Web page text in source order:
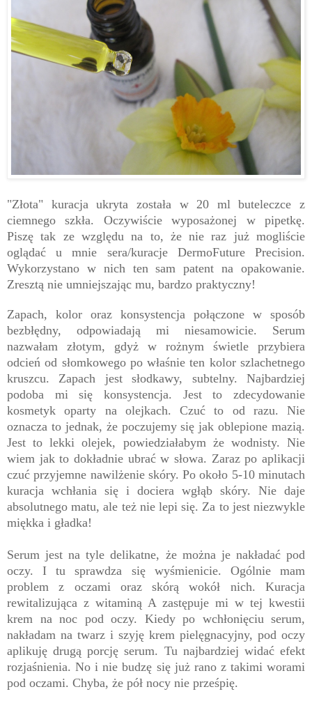
"Złota" kuracja ukryta została w 20 ml buteleczce z
ciemnego szkła. Oczywiście wyposażonej w pipetkę.
Piszę tak ze względu na to, że nie raz już mogliście
oglądać u mnie sera/kuracje DermoFuture Precision.
Wykorzystano w nich ten sam patent na opakowanie.
Zresztą nie umniejszając mu, bardzo praktyczny!
Zapach, kolor oraz konsystencja połączone w sposób
bezbłędny, odpowiadają mi niesamowicie. Serum
nazwałam złotym, gdyż w rożnym świetle przybiera
odcień od słomkowego po właśnie ten kolor szlachetnego
kruszcu. Zapach jest słodkawy, subtelny. Najbardziej
podoba mi się konsystencja. Jest to zdecydowanie
kosmetyk oparty na olejkach. Czuć to od razu. Nie
oznacza to jednak, że poczujemy się jak oblepione mazią.
Jest to lekki olejek, powiedziałabym że wodnisty. Nie
wiem jak to dokładnie ubrać w słowa. Zaraz po aplikacji
czuć przyjemne nawilżenie skóry. Po około 5-10 minutach
kuracja wchłania się i dociera wgłąb skóry. Nie daje
absolutnego matu, ale też nie lepi się. Za to jest niezwykle
miękka i gładka!
Serum jest na tyle delikatne, że można je nakładać pod
oczy. I tu sprawdza się wyśmienicie. Ogólnie mam
problem z oczami oraz skórą wokół nich. Kuracja
rewitalizująca z witaminą A zastępuje mi w tej kwestii
krem na noc pod oczy. Kiedy po wchłonięciu serum,
nakładam na twarz i szyję krem pielęgnacyjny, pod oczy
aplikuję drugą porcję serum. Tu najbardziej widać efekt
rozjaśnienia. No i nie budzę się już rano z takimi worami
pod oczami. Chyba, że pół nocy nie prześpię.